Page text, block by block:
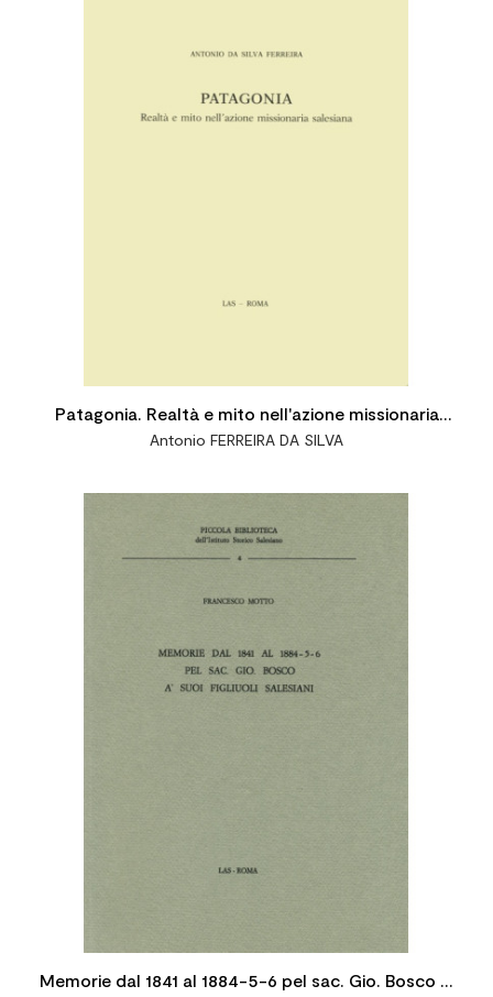
Patagonia. Realtà e mito nell'azione missionaria
salesiana
Antonio FERREIRA DA SILVA
Memorie dal 1841 al 1884-5-6 pel sac. Gio. Bosco a'